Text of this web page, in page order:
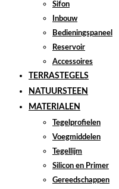
Sifon
Inbouw
Bedieningspaneel
Reservoir
Accessoires
TERRASTEGELS
NATUURSTEEN
MATERIALEN
Tegelprofielen
Voegmiddelen
Tegellijm
Silicon en Primer
Gereedschappen